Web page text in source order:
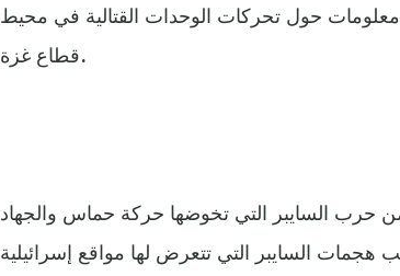
حول تحركات الوحدات القتالية في محيط
قطاع غزة.
حرب السايبر التي تخوضها حركة حماس والجهاد
هجمات السايبر التي تتعرض لها مواقع إسرائيلية